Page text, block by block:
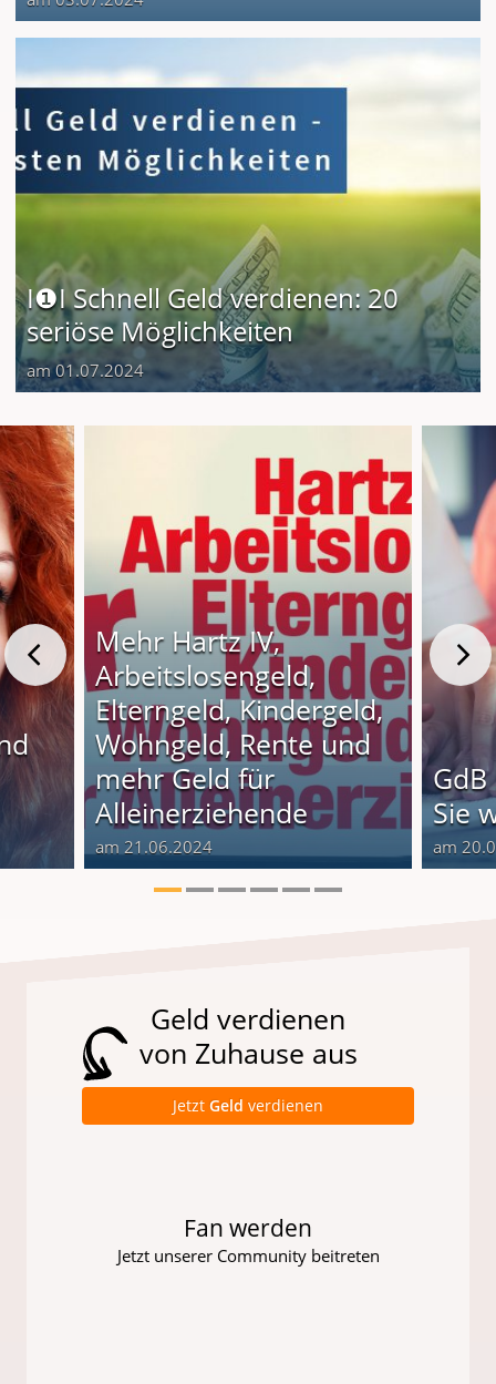
I❶I Schnell Geld verdienen: 20
seriöse Möglichkeiten
am 01.07.2024
Mehr Hartz IV,
Arbeitslosengeld,
Elterngeld, Kindergeld,
Wohngeld, Rente und
mehr Geld für
Alleinerziehende
am 21.06.2024
Sie
am
Geld verdienen
von Zuhause aus
Jetzt Geld verdienen
Fan werden
Jetzt unserer Community beitreten